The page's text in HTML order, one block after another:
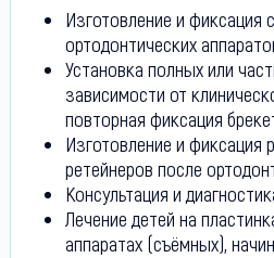
Изготовление и фиксация
ортодонтических
Установка полных или
зависимости от
повторная фиксация
Изготовление и фиксация
ретейнеров после
Консультация и
Лечение детей на
аппаратах (съёмных),